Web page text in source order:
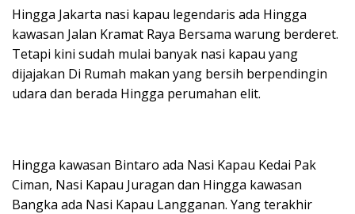
Hingga Jakarta nasi kapau legendaris ada Hingga
kawasan Jalan Kramat Raya Bersama warung berderet.
Tetapi kini sudah mulai banyak nasi kapau yang
dijajakan Di Rumah makan yang bersih berpendingin
udara dan berada Hingga perumahan elit.
Hingga kawasan Bintaro ada Nasi Kapau Kedai Pak
Ciman, Nasi Kapau Juragan dan Hingga kawasan
Bangka ada Nasi Kapau Langganan. Yang terakhir